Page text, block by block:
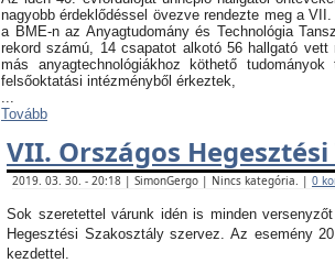
nagyobb érdeklődéssel övezve rendezte meg a
a BME-n az Anyagtudomány és Technológia
rekord számú, 14 csapatot alkotó 56 hallgató
más anyagtechnológiákhoz köthető
felsőoktatási intézményből érkeztek,
...
Tovább
VII. Országos
2019. 03. 30. - 20:18 | SimonGergo | Nincs kategória. | 0
Sok szeretettel várunk idén is minden
Hegesztési Szakosztály szervez. Az esemény
kezdettel.